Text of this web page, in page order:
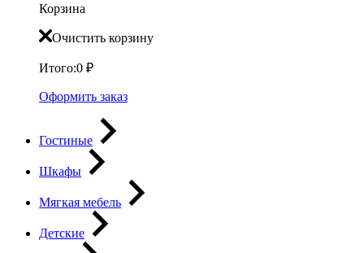
Корзина
Очистить корзину
Итого:0 ₽
Оформить заказ
Гостиные
Шкафы
Мягкая мебель
Детские